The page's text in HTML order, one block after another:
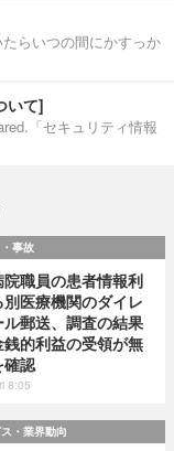
らいつの間にかすっか
いて]
「セキュリティ情報
事故
職員の患者情報利
別医療機関のダイレ
ル郵送、調査の結果
的利益の受領が無
確認
8:05
・業界動向